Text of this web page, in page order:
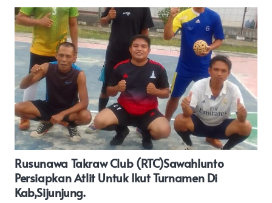
Rusunawa Takraw Club (RTC)Sawahlunto
Persiapkan Atlit Untuk Ikut Turnamen Di
Kab,Sijunjung.